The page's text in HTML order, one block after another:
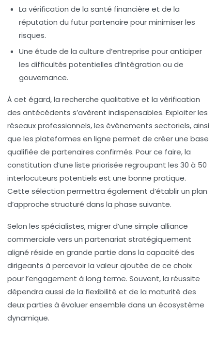
La vérification de la santé financière et de la
réputation du futur partenaire pour minimiser les
risques.
Une étude de la culture d’entreprise pour anticiper
les difficultés potentielles d’intégration ou de
gouvernance.
À cet égard, la recherche qualitative et la vérification
des antécédents s’avèrent indispensables. Exploiter les
réseaux professionnels, les événements sectoriels, ainsi
que les plateformes en ligne permet de créer une base
qualifiée de partenaires confirmés. Pour ce faire, la
constitution d’une liste priorisée regroupant les 30 à 50
interlocuteurs potentiels est une bonne pratique.
Cette sélection permettra également d’établir un plan
d’approche structuré dans la phase suivante.
Selon les spécialistes, migrer d’une simple alliance
commerciale vers un partenariat stratégiquement
aligné réside en grande partie dans la capacité des
dirigeants à percevoir la valeur ajoutée de ce choix
pour l’engagement à long terme. Souvent, la réussite
dépendra aussi de la flexibilité et de la maturité des
deux parties à évoluer ensemble dans un écosystème
dynamique.